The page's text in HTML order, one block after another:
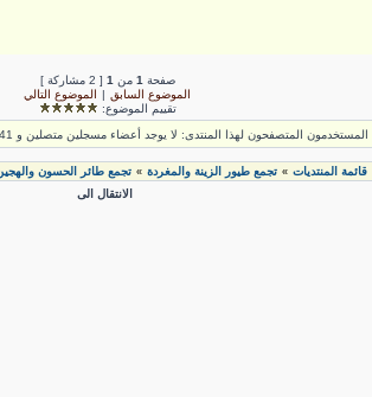
صفحة1 من [ 2 مشاركة ]
الموضوع السابق| الموضوع التالي
تقييم الموضوع:
المستخدمون المتصفحون لهذا المنتدى: لا يوجد أعضاء مسجلين متصلين و 41 زائر/زوار
قائمة المنتديات» تجمع طيور الزينة والمغردة» تجمع طائر الحسون والهجين
الانتقال الى